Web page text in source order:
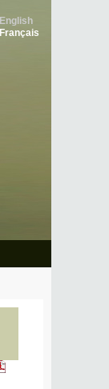
English
Français